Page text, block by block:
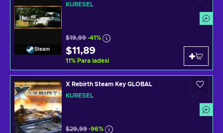
Steam
KÜRESEL
$19,99 -41%
$11,89
11% Para iadesi
X Rebirth Steam Key GLOBAL
KÜRESEL
$29,99 -96%